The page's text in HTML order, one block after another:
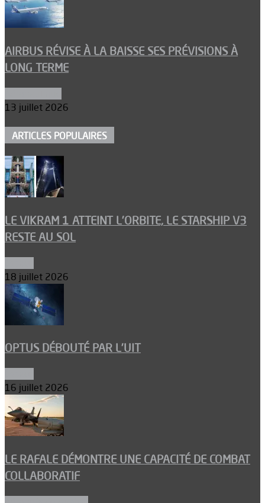
AIRBUS RÉVISE À LA BAISSE SES PRÉVISIONS À
LONG TERME
13 juillet 2026
ARTICLES POPULAIRES
LE VIKRAM 1 ATTEINT L’ORBITE, LE STARSHIP V3
RESTE AU SOL
18 juillet 2026
OPTUS DÉBOUTÉ PAR L’UIT
16 juillet 2026
LE RAFALE DÉMONTRE UNE CAPACITÉ DE COMBAT
COLLABORATIF